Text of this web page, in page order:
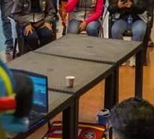
Noticias
Equipo
Sobre
Contactos